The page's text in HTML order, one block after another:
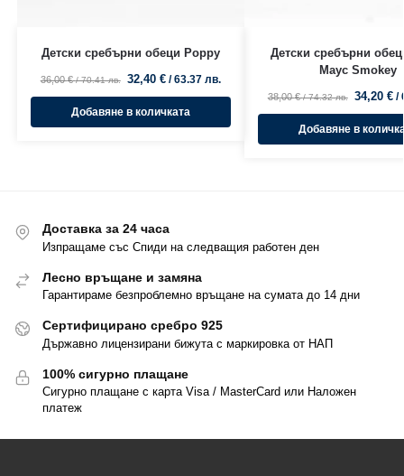
Детски сребърни обеци Poppy
36,00€ / 70.41 лв. 32,40 € / 63.37 лв.
Добавяне в количката
Детски сребърни
Маус Smokey
38,00€ / 74.32 лв. 34,20 € /
Добавяне в
Доставка за 24 часа
Изпращаме със Спиди на следващия работен ден
Лесно връщане и замяна
Гарантираме безпроблемно връщане на сумата до 14 дни
Сертифицирано сребро 925
Държавно лицензирани бижута с маркировка от НАП
100% сигурно плащане
Сигурно плащане с карта Visa / MasterCard или Наложен
платеж